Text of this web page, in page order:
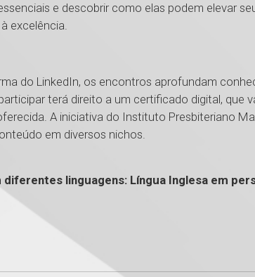
e descobrir como elas podem elevar
excelência.
do LinkedIn, os encontros aprofundam
terá direito a um certificado digital, que
A iniciativa do Instituto Presbiteriano
em diversos nichos.
linguagens: Língua Inglesa em